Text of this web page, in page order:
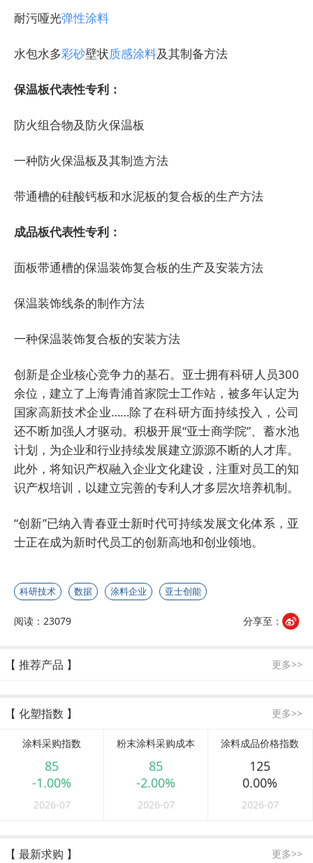
耐污哑光弹性涂料
水包水多彩砂壁状质感涂料及其制备方法
保温板代表性专利：
防火组合物及防火保温板
一种防火保温板及其制造方法
带通槽的硅酸钙板和水泥板的复合板的生产方法
成品板代表性专利：
面板带通槽的保温装饰复合板的生产及安装方法
保温装饰线条的制作方法
一种保温装饰复合板的安装方法
创新是企业核心竞争力的基石。亚士拥有科研人员300
余位，建立了上海青浦首家院士工作站，被多年认定为
国家高新技术企业……除了在科研方面持续投入，公司
还不断加强人才驱动。积极开展“亚士商学院”、蓄水池
计划，为企业和行业持续发展建立源源不断的人才库。
此外，将知识产权融入企业文化建设，注重对员工的知
识产权培训，以建立完善的专利人才多层次培养机制。
“创新”已纳入青春亚士新时代可持续发展文化体系，亚
士正在成为新时代员工的创新高地和创业领地。
科研技术 数据 涂料企业 亚士创能
阅读：23079 分享至：
【 推荐产品 】 更多>>
【 化塑指数 】 更多>>
涂料采购指数
85
-1.00%
2026-07
粉末涂料采购成本
85
-2.00%
2026-07
涂料成品价格指数
125
0.00%
2026-07
【 最新求购 】 更多>>